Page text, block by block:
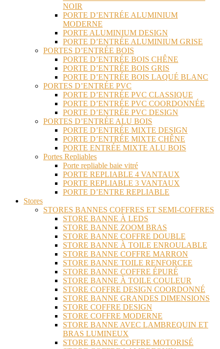
NOIR
PORTE D’ENTRÉE ALUMINIUM
MODERNE
PORTE ALUMINIUM DESIGN
PORTE D’ENTRÉE ALUMINIUM GRISE
PORTES D’ENTRÉE BOIS
PORTE D’ENTRÉE BOIS CHÊNE
PORTE D’ENTRÉE BOIS GRIS
PORTE D’ENTRÉE BOIS LAQUÉ BLANC
PORTES D’ENTRÉE PVC
PORTE D’ENTRÉE PVC CLASSIQUE
PORTE D’ENTRÉE PVC COORDONNÉE
PORTE D’ENTRÉE PVC DESIGN
PORTES D’ENTRÉE ALU BOIS
PORTE D’ENTRÉE MIXTE DESIGN
PORTE D’ENTRÉE MIXTE CHÊNE
PORTE ENTRÉE MIXTE ALU BOIS
Portes Repliables
Porte repliable baie vitré
PORTE REPLIABLE 4 VANTAUX
PORTE REPLIABLE 3 VANTAUX
PORTE D’ENTRE REPLIABLE
Stores
STORES BANNES COFFRES ET SEMI-COFFRES
STORE BANNE À LEDS
STORE BANNE ZOOM BRAS
STORE BANNE COFFRE DOUBLE
STORE BANNE À TOILE ENROULABLE
STORE BANNE COFFRE MARRON
STORE BANNE TOILE RENFORCEE
STORE BANNE COFFRE ÉPURÉ
STORE BANNE À TOILE COULEUR
STORE COFFRE DESIGN COORDONNÉ
STORE BANNE GRANDES DIMENSIONS
STORE COFFRE DESIGN
STORE COFFRE MODERNE
STORE BANNE AVEC LAMBREQUIN ET
BRAS LUMINEUX
STORE BANNE COFFRE MOTORISÉ